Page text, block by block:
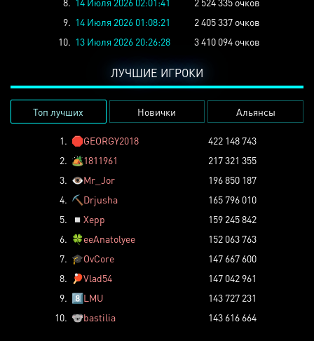
9. 14 Июля 2026 01:08:21
2 405 337 очков
10. 13 Июля 2026 20:26:28 3 410 094 очков
ЛУЧШИЕ ИГРОКИ
Топ лучших Новички Альянсы
1. 🛑GEORGY2018
422 148 743
2. 🏕️1811961
217 321 355
3. 👁️Mr_Jor
196 850 187
4. ⛏️ Drjusha
165 796 010
5.
◽ Xepp
159 245 842
6. 🍀eeAnatolyee
152 063 763
7. 🎓OvCore
147 667 600
8.
🏓Vlad54
147 042 961
9. 8️⃣LMU
143 727 231
10. 🐨bastilia 143 616 664